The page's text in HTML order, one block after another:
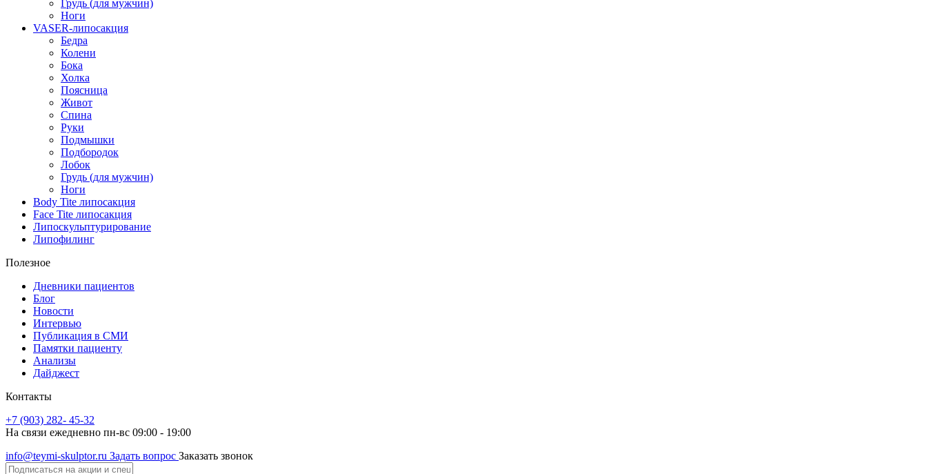
Грудь (для мужчин)
Ноги
VASER-липосакция
Бедра
Колени
Бока
Холка
Поясница
Живот
Спина
Руки
Подмышки
Подбородок
Лобок
Грудь (для мужчин)
Ноги
Body Tite липосакция
Face Tite липосакция
Липоскульптурирование
Липофилинг
Полезное
Дневники пациентов
Блог
Новости
Интервью
Публикация в СМИ
Памятки пациенту
Анализы
Дайджест
Контакты
+7 (903) 282- 45-32
На связи ежедневно пн-вс 09:00 - 19:00
info@teymi-skulptor.ru Задать вопрос Заказать звонок